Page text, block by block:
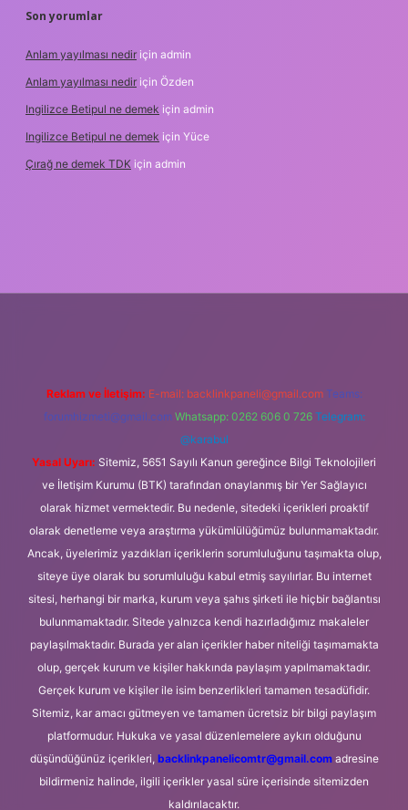
Son yorumlar
Anlam yayılması nedir için admin
Anlam yayılması nedir için Özden
Ingilizce Betipul ne demek için admin
Ingilizce Betipul ne demek için Yüce
Çırağ ne demek TDK için admin
Reklam ve İletişim: E-mail: backlinkpaneli@gmail.com Teams:
forumhizmeti@gmail.com Whatsapp: 0262 606 0 726 Telegram:
@karabul
Yasal Uyarı: Sitemiz, 5651 Sayılı Kanun gereğince Bilgi Teknolojileri
ve İletişim Kurumu (BTK) tarafından onaylanmış bir Yer Sağlayıcı
olarak hizmet vermektedir. Bu nedenle, sitedeki içerikleri proaktif
olarak denetleme veya araştırma yükümlülüğümüz bulunmamaktadır.
Ancak, üyelerimiz yazdıkları içeriklerin sorumluluğunu taşımakta olup,
siteye üye olarak bu sorumluluğu kabul etmiş sayılırlar. Bu internet
sitesi, herhangi bir marka, kurum veya şahıs şirketi ile hiçbir bağlantısı
bulunmamaktadır. Sitede yalnızca kendi hazırladığımız makaleler
paylaşılmaktadır. Burada yer alan içerikler haber niteliği taşımamakta
olup, gerçek kurum ve kişiler hakkında paylaşım yapılmamaktadır.
Gerçek kurum ve kişiler ile isim benzerlikleri tamamen tesadüfidir.
Sitemiz, kar amacı gütmeyen ve tamamen ücretsiz bir bilgi paylaşım
platformudur. Hukuka ve yasal düzenlemelere aykırı olduğunu
düşündüğünüz içerikleri, backlinkpanelicomtr@gmail.comadresine
bildirmeniz halinde, ilgili içerikler yasal süre içerisinde sitemizden
kaldırılacaktır.